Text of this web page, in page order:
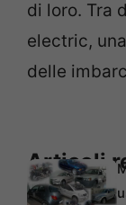
di loro. Tra
electric,
delle
Articoli